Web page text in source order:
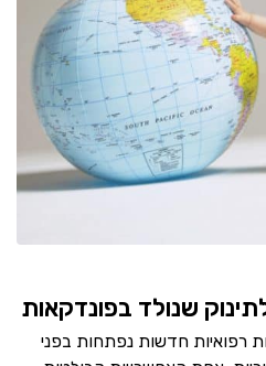
שנולד בפונדקאות
רפואיות חדשות נפתחות בפני